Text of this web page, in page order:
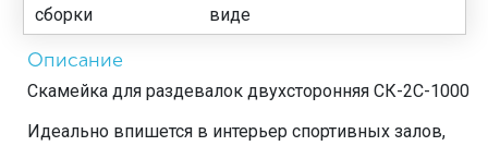
сборки
виде
Описание
Скамейка для раздевалок двухсторонняя CК-2C-1000
Идеально впишется в интерьер спортивных залов,